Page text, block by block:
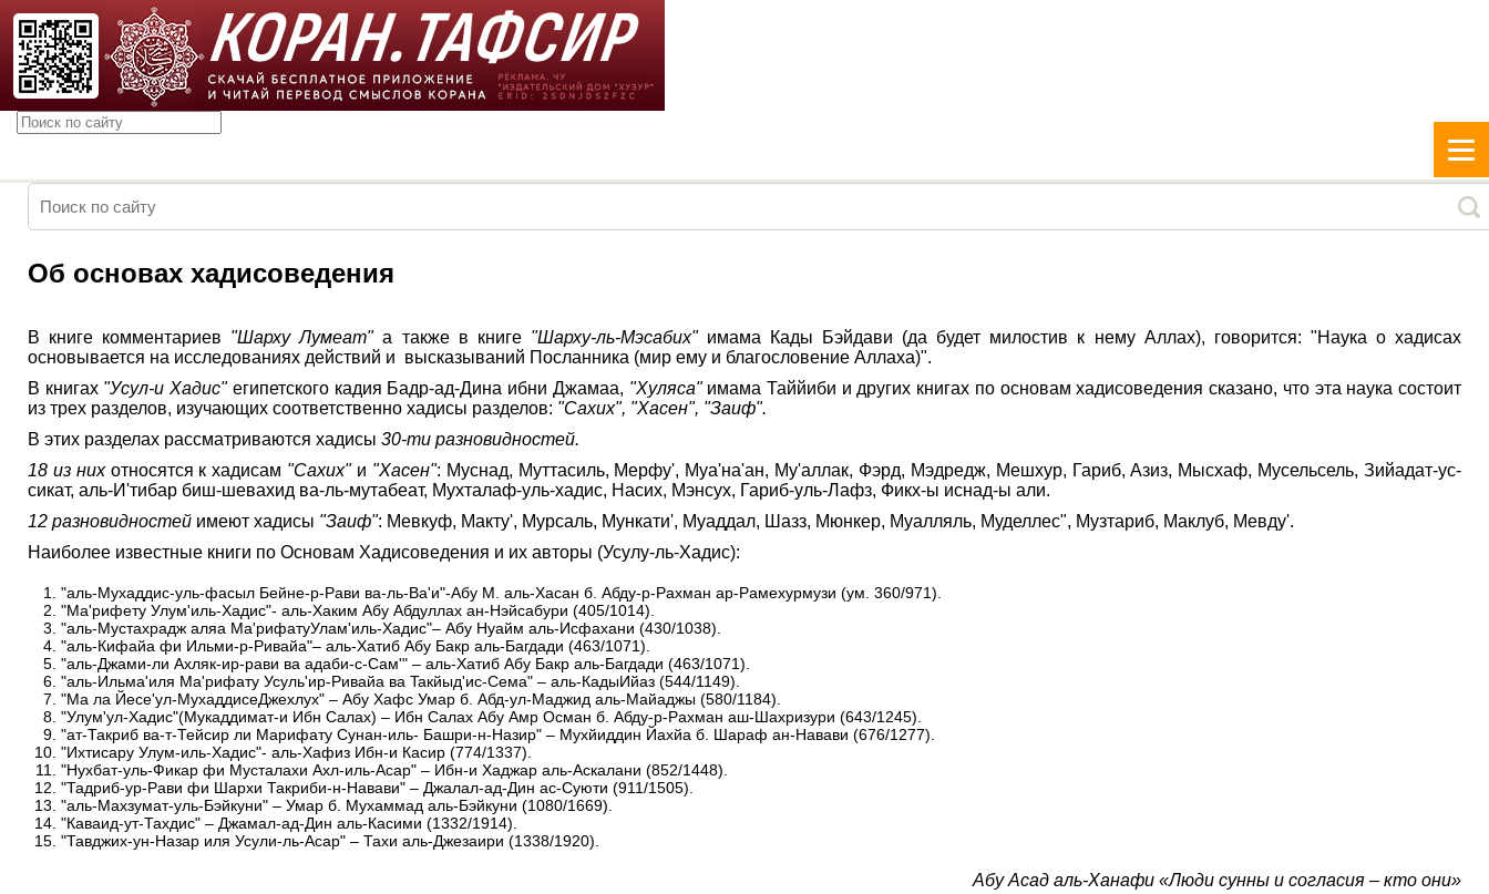
Об основах хадисоведения
В книге комментариев "Шарху Лумеат"а также в книге "Шарху-ль-Мэсабих"имама Кады Бэйдави (да будет милостив к нему Аллах), говорится: "Наука о хадисах
основывается на исследованиях действий и высказываний Посланника (мир ему и благословение Аллаха)".
В книгах "Усул-и Хадис"египетского кадия Бадр-ад-Дина ибни Джамаа, "Хуляса"имама Таййиби и других книгах по основам хадисоведения сказано, что эта наука состоит
из трех разделов, изучающих соответственно хадисы разделов: "Сахих", "Хасен", "Заиф".
В этих разделах рассматриваются хадисы 30-ти разновидностей.
18 из нихотносятся к хадисам "Сахих"и "Хасен": Муснад, Муттасиль, Мерфу', Муа'на'ан, Му'аллак, Фэрд, Мэдредж, Мешхур, Гариб, Азиз, Мысхаф, Мусельсель, Зийадат-ус-
сикат, аль-И'тибар биш-шевахид ва-ль-мутабеат, Мухталаф-уль-хадис, Насих, Мэнсух, Гариб-уль-Лафз, Фикх-ы иснад-ы али.
12 разновидностей имеют хадисы "Заиф": Мевкуф, Макту', Мурсаль, Мункати', Муаддал, Шазз, Мюнкер, Муалляль, Муделлес", Музтариб, Маклуб, Мевду'.
Наиболее известные книги по Основам Хадисоведения и их авторы (Усулу-ль-Хадис):
"аль-Мухаддис-уль-фасыл Бейне-р-Рави ва-ль-Ва'и"-Абу М. аль-Хасан б. Абду-р-Рахман ар-Рамехурмузи (ум. 360/971).
"Ма'рифету Улум'иль-Хадис"- аль-Хаким Абу Абдуллах ан-Нэйсабури (405/1014).
"аль-Мустахрадж аляа Ма'рифатуУлам'иль-Хадис"– Абу Нуайм аль-Исфахани (430/1038).
"аль-Кифайа фи Ильми-р-Ривайа"– аль-Хатиб Абу Бакр аль-Багдади (463/1071).
"аль-Джами-ли Ахляк-ир-рави ва адаби-с-Сам'" – аль-Хатиб Абу Бакр аль-Багдади (463/1071).
"аль-Ильма'иля Ма'рифату Усуль'ир-Ривайа ва Taкйыд'ис-Сема" – аль-КадыИйаз (544/1149).
"Ма ла Йесе'ул-MухаддисеДжехлух" – Абу Хафс Умар б. Абд-ул-Маджид аль-Майаджы (580/1184).
"Улум'ул-Хадис"(Мукаддимат-и Ибн Салах) – Ибн Салах Абу Амр Осман б. Абду-р-Рахман аш-Шахризури (643/1245).
"ат-Такриб ва-т-Тейсир ли Марифату Сунан-иль- Башри-н-Назир" – Мухйиддин Йахйа б. Шараф ан-Навави (676/1277).
"Ихтисару Улум-иль-Хадис"- аль-Хафиз Ибн-и Касир (774/1337).
"Нухбат-уль-Фикар фи Мусталахи Ахл-иль-Асар" – Ибн-и Хаджар аль-Аскалани (852/1448).
"Тадриб-ур-Рави фи Шархи Такриби-н-Навави" – Джалал-ад-Дин ас-Суюти (911/1505).
"аль-Махзумат-уль-Бэйкуни" – Умар б. Мухаммад аль-Бэйкуни (1080/1669).
"Каваид-ут-Тахдис" – Джамал-ад-Дин аль-Касими (1332/1914).
"Тавджих-ун-Назар иля Усули-ль-Асар" – Тахи аль-Джезаири (1338/1920).
Абу Асад аль-Ханафи «Люди сунны и согласия – кто они»